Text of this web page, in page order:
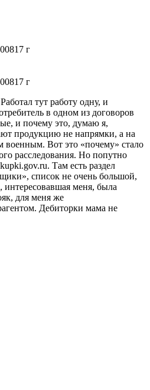
17 г
17 г
тут работу одну, и
в одном из договоров
и почему это, думаю я,
продукцию не напрямки, а на
военным. Вот это «почему» стало
расследования. Но попутно
Там есть раздел
список не очень большой,
меня, была
для меня же
Дебиторки мама не